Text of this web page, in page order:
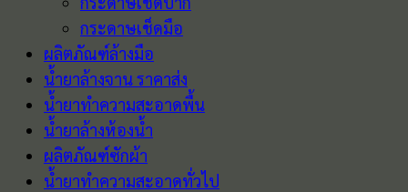
กระดาษเช็ดมือ
ผลิตภัณฑ์ล้างมือ
น้ำยาล้างจาน ราคาส่ง
น้ำยาทำความสะอาดพื้น
น้ำยาล้างห้องน้ำ
ผลิตภัณฑ์ซักผ้า
น้ำยาทำความสะอาดทั่วไป